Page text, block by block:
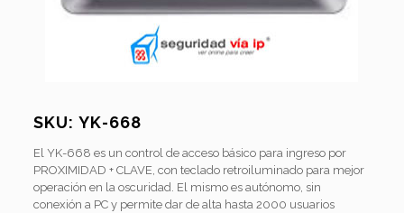
SKU: YK-668
El YK-668 es un control de acceso básico para ingreso por
PROXIMIDAD + CLAVE, con teclado retroiluminado para mejor
operación en la oscuridad. El mismo es autónomo, sin
conexión a PC y permite dar de alta hasta 2000 usuarios